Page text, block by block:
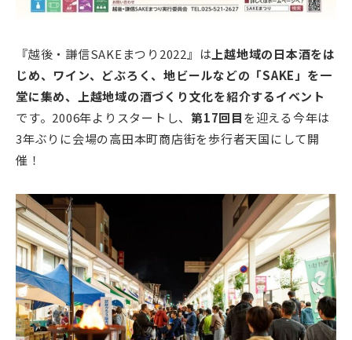
『越後・謙信SAKEまつり2022』は 上越地域の日本酒をは
じめ、ワイン、どぶろく、地ビールなどの「SAKE」を一
堂に集め、上越地域の酒づくり文化を紹介するイベント
です。2006年よりスタートし、 第17回目を迎える今年は
3年ぶりに会場の高田本町商店街を歩行者天国にして開
催！